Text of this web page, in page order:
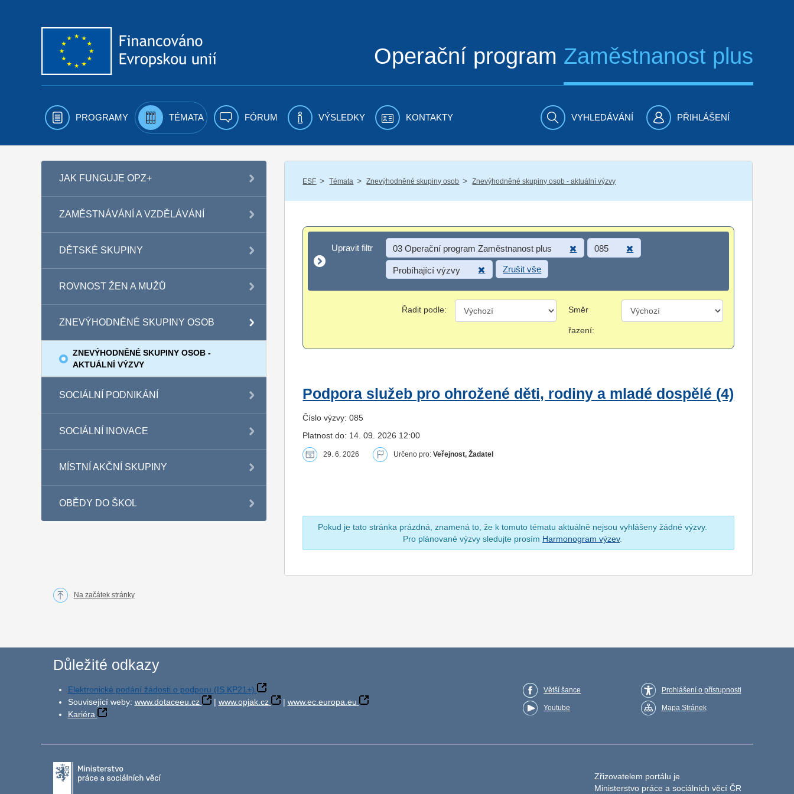
Operační program Zaměstnanost plus
PROGRAMY TÉMATA FÓRUM VÝSLEDKY KONTAKTY VYHLEDÁVÁNÍ PŘIHLÁŠENÍ
JAK FUNGUJE OPZ+
ZAMĚSTNÁVÁNÍ A VZDĚLÁVÁNÍ
DĚTSKÉ SKUPINY
ROVNOST ŽEN A MUŽŮ
ZNEVÝHODNĚNÉ SKUPINY OSOB
ZNEVÝHODNĚNÉ SKUPINY OSOB -
AKTUÁLNÍ VÝZVY
SOCIÁLNÍ PODNIKÁNÍ
SOCIÁLNÍ INOVACE
MÍSTNÍ AKČNÍ SKUPINY
OBĚDY DO ŠKOL
ESF / Témata / Znevýhodněné skupiny osob / Znevýhodněné skupiny osob - aktuální výzvy
Upravit filtr
Upravit filtr 03 Operační program Zaměstnanost plus 085
Probíhající výzvy Zrušit vše
Řadit podle: Směr
řazení:
Podpora služeb pro ohrožené děti, rodiny a mladé dospělé (4)
Číslo výzvy: 085
Platnost do: 14. 09. 2026 12:00
29. 6. 2026 Určeno pro:Veřejnost, Žadatel
Pokud je tato stránka prázdná, znamená to, že k tomuto tématu aktuálně nejsou vyhlášeny žádné výzvy.
Pro plánované výzvy sledujte prosím Harmonogram výzev.
Na začátek stránky
Důležité odkazy
Elektronické podání žádosti o podporu (IS KP21+)
Související weby: www.dotaceeu.cz | www.opjak.cz | www.ec.europa.eu
Kariéra
Větší šance
Youtube
Prohlášení o přístupnosti
Mapa Stránek
Zřizovatelem portálu je
Ministerstvo práce a sociálních věcí ČR